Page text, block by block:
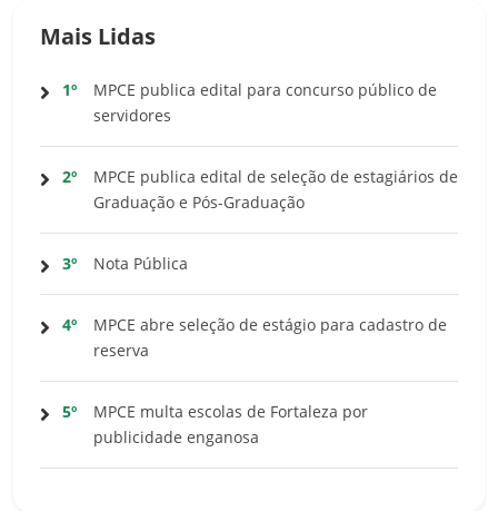
Mais Lidas
1º
MPCE publica edital para concurso público de
servidores
2º
MPCE publica edital de seleção de estagiários de
Graduação e Pós-Graduação
3º Nota Pública
4º
MPCE abre seleção de estágio para cadastro de
reserva
5º
MPCE multa escolas de Fortaleza por
publicidade enganosa